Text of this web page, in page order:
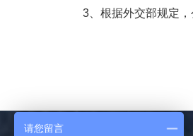
3 、根据外交部规定
请您留言